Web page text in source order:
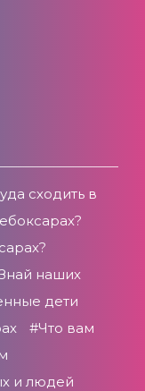
сходить в
наших
дети
#Что вам
и людей